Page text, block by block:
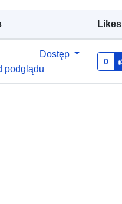
Likes
Dostęp
podglądu
0